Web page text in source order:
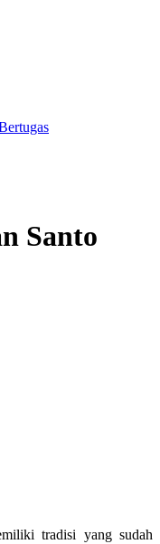
Santo
tradisi yang sudah